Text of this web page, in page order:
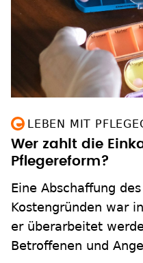
LEBEN MIT
Wer zahlt die
Pflegereform?
Eine Abschaffung
Kostengründen war
er überarbeitet
Betroffenen und